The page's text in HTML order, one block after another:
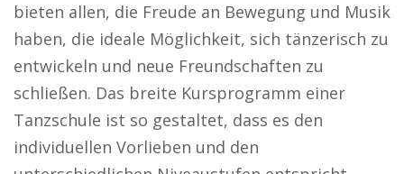
bieten allen, die Freude an Bewegung und Musik
haben, die ideale Möglichkeit, sich tänzerisch zu
entwickeln und neue Freundschaften zu
schließen. Das breite Kursprogramm einer
Tanzschule ist so gestaltet, dass es den
individuellen Vorlieben und den